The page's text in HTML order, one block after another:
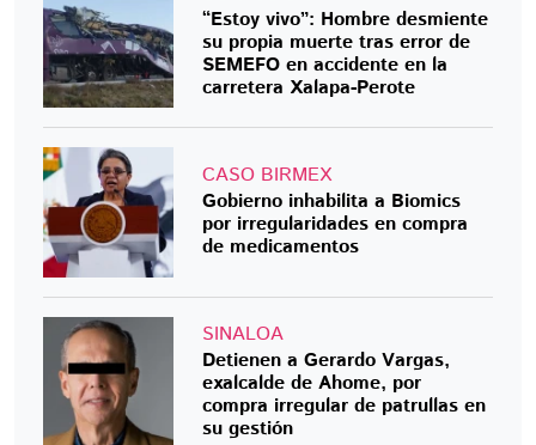
“Estoy vivo”: Hombre desmiente
su propia muerte tras error de
SEMEFO en accidente en la
carretera Xalapa-Perote
CASO BIRMEX
Gobierno inhabilita a Biomics
por irregularidades en compra
de medicamentos
SINALOA
Detienen a Gerardo Vargas,
exalcalde de Ahome, por
compra irregular de patrullas en
su gestión